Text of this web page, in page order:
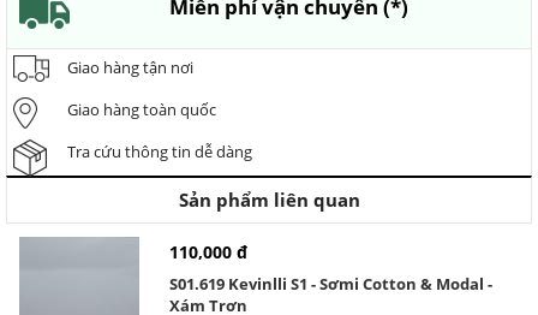
Miễn phí vận chuyển (*)
Giao hàng tận nơi
Giao hàng toàn quốc
Tra cứu thông tin dễ dàng
Sản phẩm liên quan
110,000 đ
S01.619 Kevinlli S1 - Sơmi Cotton & Modal -
Xám Trơn